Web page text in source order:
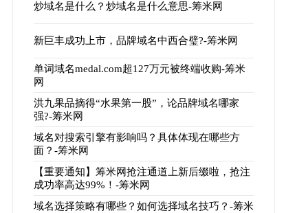
炒域名是什么？炒域名是什么意思-筹米网
新巨丰成功上市，品牌域名中西合璧?-筹米网
单词域名medal.com超127万元被终端收购-筹米
网
洪九果品摘得“水果第一股”，论品牌域名哪家
强?-筹米网
域名对搜索引擎有影响吗？具体体现在哪些方
面？-筹米网
【重要通知】筹米网抢注通道上新后缀啦，抢注
成功率高达99%！-筹米网
域名选择策略有哪些？如何选择域名技巧？-筹米